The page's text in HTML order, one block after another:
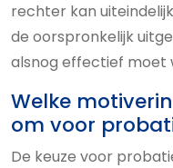
rechter kan
de oorspronkelijk
alsnog effectief moet
Welke
om voor
De keuze voor